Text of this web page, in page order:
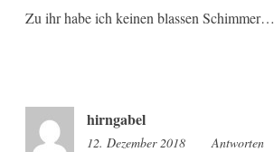
Zu ihr habe ich keinen blassen Schimmer…
hirngabel
12. Dezember 2018 10:49
Antworten